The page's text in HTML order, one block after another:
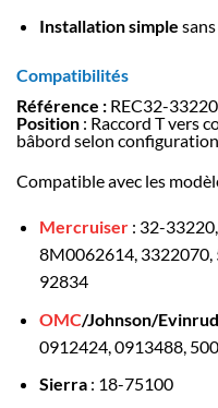
Installation simple
Compatibilités
Référence : REC32-33220
Position : Raccord T vers
bâbord selon
Compatible avec les
Mercruiser: 32-
8M0062614, 3322070,
92834
OMC/Johnson/
0912424, 0913488,
Sierra: 18-75100